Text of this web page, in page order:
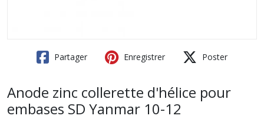
Partager Enregistrer Poster
Anode zinc collerette d'hélice pour
embases SD Yanmar 10-12